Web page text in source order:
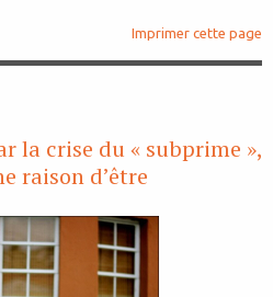
Imprimer cette page
la crise du « subprime »,
raison d’être